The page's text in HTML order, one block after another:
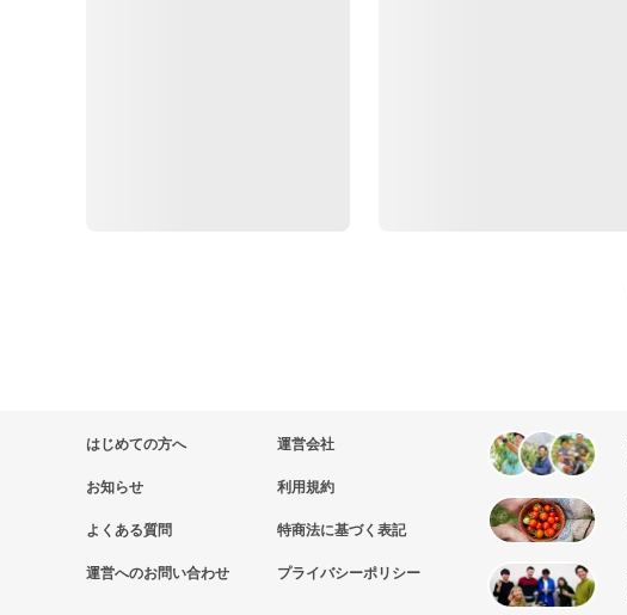
はじめての方へ
お知らせ
よくある質問
運営へのお問い合わせ
運営会社
利用規約
特商法に基づく表記
プライバシーポリシー